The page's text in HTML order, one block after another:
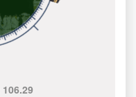
106.29